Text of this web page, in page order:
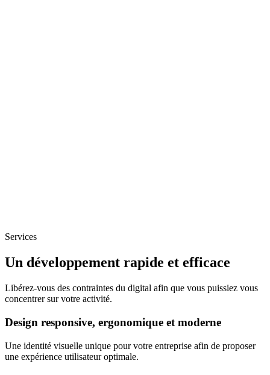
Services
Un développement rapide et efficace
Libérez-vous des contraintes du digital afin que vous puissiez vous
concentrer sur votre activité.
Design responsive, ergonomique et moderne
Une identité visuelle unique pour votre entreprise afin de proposer
une expérience utilisateur optimale.